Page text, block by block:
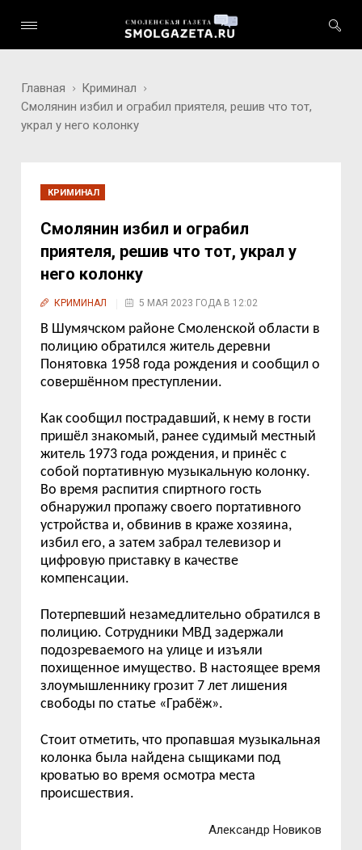
Главная
Криминал
Смолянин избил и ограбил приятеля, решив что тот,
украл у него колонку
КРИМИНАЛ
Смолянин избил и ограбил
приятеля, решив что тот, украл у
него колонку
КРИМИНАЛ 5 МАЯ 2023 ГОДА В 12:02
В Шумячском районе Смоленской области в
полицию обратился житель деревни
Понятовка 1958 года рождения и сообщил о
совершённом преступлении.
Как сообщил пострадавший, к нему в гости
пришёл знакомый, ранее судимый местный
житель 1973 года рождения, и принёс с
собой портативную музыкальную колонку.
Во время распития спиртного гость
обнаружил пропажу своего портативного
устройства и, обвинив в краже хозяина,
избил его, а затем забрал телевизор и
цифровую приставку в качестве
компенсации.
Потерпевший незамедлительно обратился в
полицию. Сотрудники МВД задержали
подозреваемого на улице и изъяли
похищенное имущество. В настоящее время
злоумышленнику грозит 7 лет лишения
свободы по статье «Грабёж».
Стоит отметить, что пропавшая музыкальная
колонка была найдена сыщиками под
кроватью во время осмотра места
происшествия.
Александр Новиков